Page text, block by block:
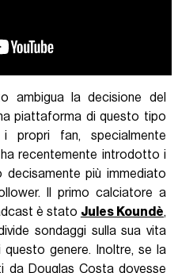
ambigua la decisione del
piattaforma di questo tipo
propri fan, specialmente
recentemente introdotto i
più immediato
Il primo calciatore a
è stato Jules Koundè,
sondaggi sulla sua vita
genere. Inoltre, se la
da Douglas Costa dovesse